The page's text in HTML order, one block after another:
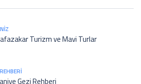
Turizm ve Mavi Turlar
Gezi Rehberi